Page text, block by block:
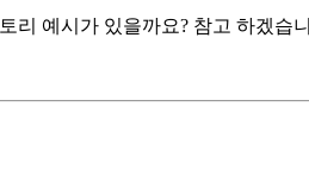
리 예시가 있을까요? 참고 하겠습